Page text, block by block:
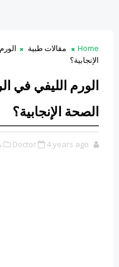
Home مقالات طبية
الإنجابية؟
الورم الليفي في
الصحة الإنجابية؟
Doctor 4 years ago